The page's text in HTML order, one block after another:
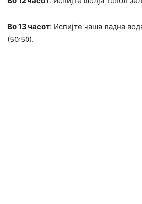
Во 13 часот: Испијте чаша ладна
(50:50).